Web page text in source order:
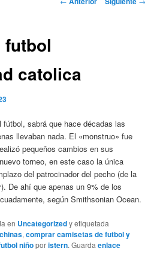
futbol
catolica
sabrá que hace décadas las
llevaban nada. El «monstruo» fue
pequeños cambios en sus
torneo, en este caso la única
del patrocinador del pecho (de la
De ahí que apenas un 9% de los
según Smithsonian Ocean.
en Uncategorizedy etiquetada
,comprar camisetas de futbol y
niñoporistern. Guardaenlace